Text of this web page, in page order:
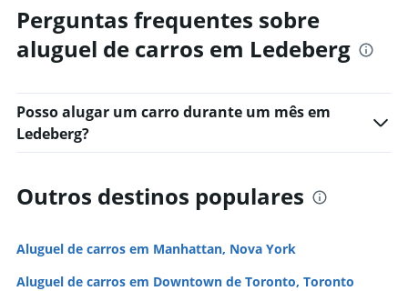
Perguntas frequentes sobre
aluguel de carros em Ledeberg
Posso alugar um carro durante um mês em
Ledeberg?
Outros destinos populares
Aluguel de carros em Manhattan, Nova York
Aluguel de carros em Downtown de Toronto, Toronto